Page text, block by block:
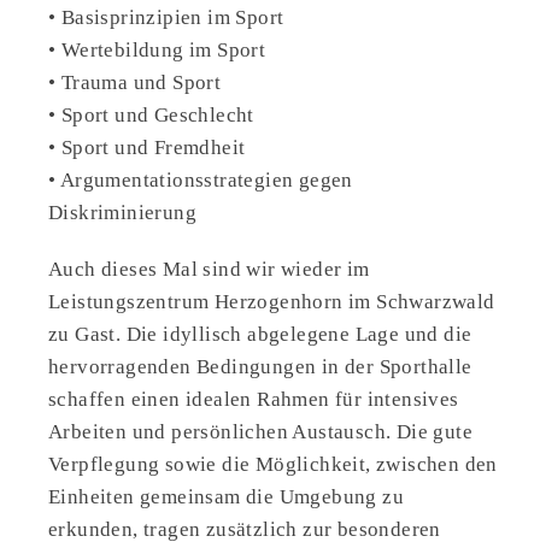
• Basisprinzipien im Sport
• Wertebildung im Sport
• Trauma und Sport
• Sport und Geschlecht
• Sport und Fremdheit
• Argumentationsstrategien gegen
Diskriminierung
Auch dieses Mal sind wir wieder im
Leistungszentrum Herzogenhorn im Schwarzwald
zu Gast. Die idyllisch abgelegene Lage und die
hervorragenden Bedingungen in der Sporthalle
schaffen einen idealen Rahmen für intensives
Arbeiten und persönlichen Austausch. Die gute
Verpflegung sowie die Möglichkeit, zwischen den
Einheiten gemeinsam die Umgebung zu
erkunden, tragen zusätzlich zur besonderen